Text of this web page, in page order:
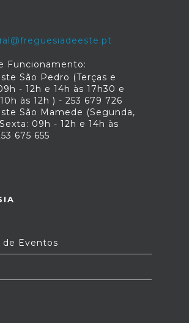
Funcionamento:
São Pedro (Terças e
- 12h e 14h às 17h30 e
às 12h ) - 253 679 726
São Mamede (Segunda,
09h - 12h e 14h às
675 655
de Eventos